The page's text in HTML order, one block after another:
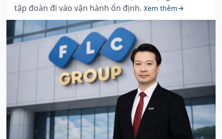
tập đoàn đi vào vận hành ổn định. Xem thêm